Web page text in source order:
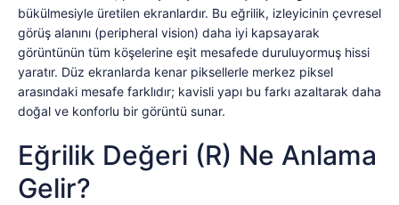
bükülmesiyle üretilen ekranlardır. Bu eğrilik, izleyicinin çevresel
görüş alanını (peripheral vision) daha iyi kapsayarak
görüntünün tüm köşelerine eşit mesafede duruluyormuş hissi
yaratır. Düz ekranlarda kenar piksellerle merkez piksel
arasındaki mesafe farklıdır; kavisli yapı bu farkı azaltarak daha
doğal ve konforlu bir görüntü sunar.
Eğrilik Değeri (R) Ne Anlama
Gelir?